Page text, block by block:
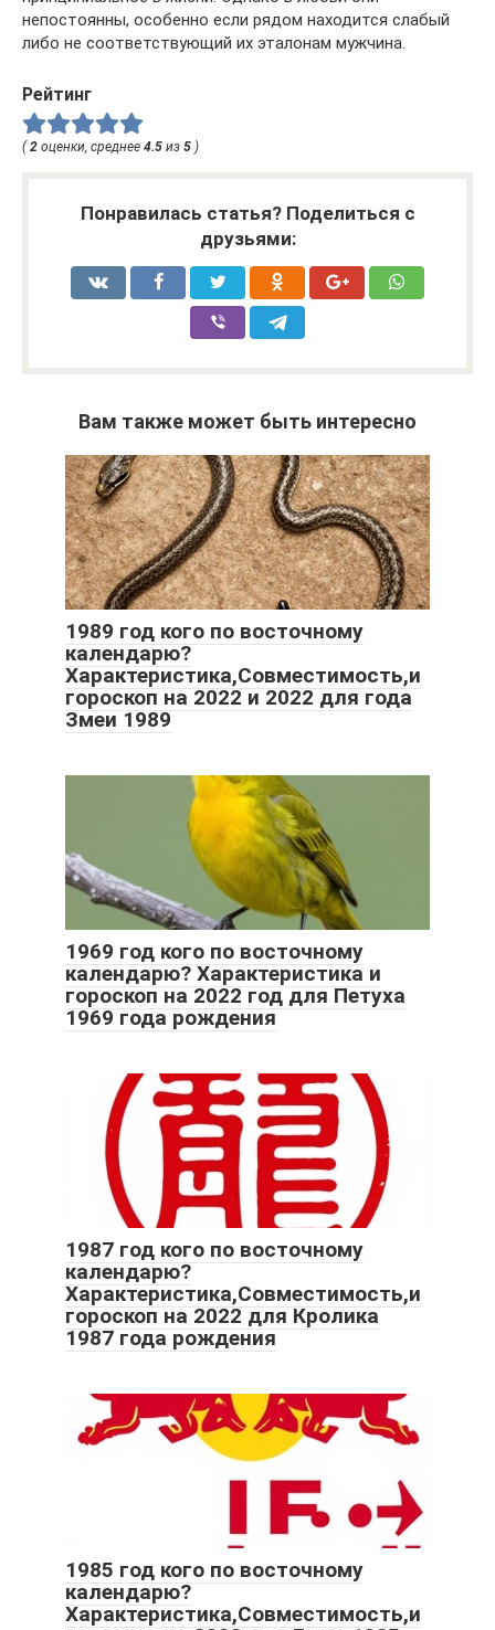
непостоянны, особенно если рядом находится слабый
либо не соответствующий их эталонам мужчина.
Рейтинг
(2 оценки, среднее 4.5 из 5 )
Понравилась статья? Поделиться с
друзьями:
Вам также может быть интересно
1989 год кого по восточному
календарю?
Характеристика,Совместимость,и
гороскоп на 2022 и 2022 для года
Змеи 1989
1969 год кого по восточному
календарю? Характеристика и
гороскоп на 2022 год для Петуха
1969 года рождения
1987 год кого по восточному
календарю?
Характеристика,Совместимость,и
гороскоп на 2022 для Кролика
1987 года рождения
1985 год кого по восточному
календарю?
Характеристика,Совместимость,и